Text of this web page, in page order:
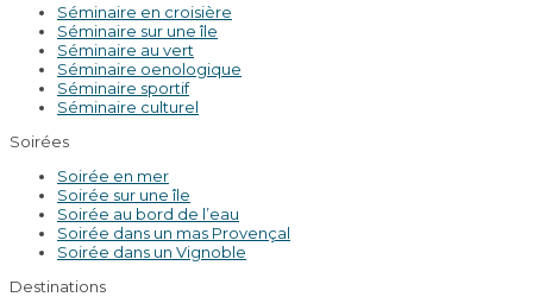
Séminaire en croisière
Séminaire sur une île
Séminaire au vert
Séminaire oenologique
Séminaire sportif
Séminaire culturel
Soirées
Soirée en mer
Soirée sur une île
Soirée au bord de l’eau
Soirée dans un mas Provençal
Soirée dans un Vignoble
Destinations